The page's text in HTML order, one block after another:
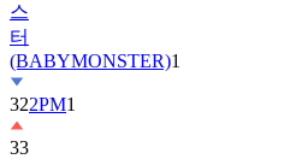
스
터
(BABYMONSTER)1
322PM1
33